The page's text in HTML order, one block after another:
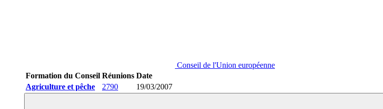
Conseil de l'Union européenne
Formation du Conseil Réunions Date
Agriculture et pêche
2790 19/03/2007